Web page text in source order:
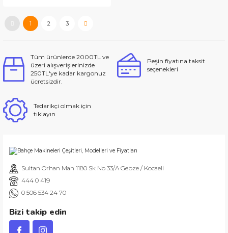
1 2 3
Tüm ürünlerde 2000TL ve
üzeri alışverişlerinizde
250TL'ye kadar kargonuz
ücretsizdir.
Peşin fiyatına taksit
seçenekleri
Tedarikçi olmak için
tıklayın
Sultan Orhan Mah 1180 Sk No 33/A Gebze / Kocaeli
444 0 419
0 506 534 24 70
Bizi takip edin